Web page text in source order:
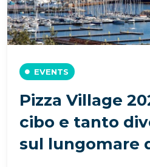
EVENTS
Pizza Village
cibo e tanto
sul lungomare